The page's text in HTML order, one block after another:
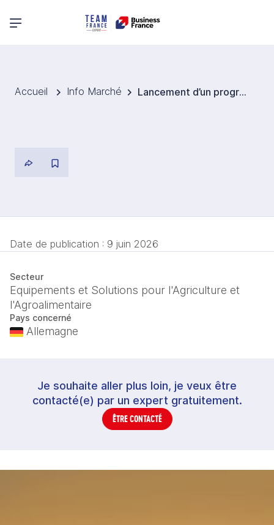
Menu principal
Accueil Info Marché Lancement d’un programme fédéral pour moderniser les machines agricoles en cultures spécialisées
Date de publication : 9 juin 2026
Secteur
Equipements et Solutions pour l'Agriculture et
l'Agroalimentaire
Pays concerné
Allemagne
Je souhaite aller plus loin, je veux être
contacté(e) par un expert gratuitement.
ÊTRE CONTACTÉ